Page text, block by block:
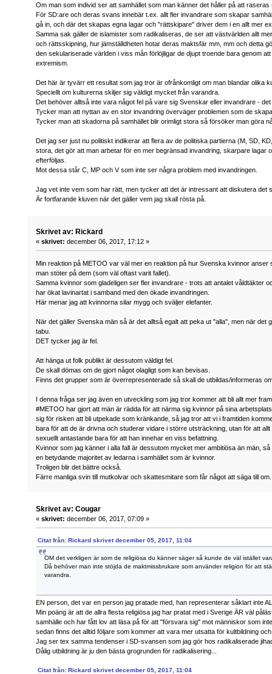
Om man som individ ser att samhället som man känner det håller på att
För SD:are och deras svans innebär t.ex. allt fler invandrare som skapar
gå in, och där det skapas egna lagar och "rättskipare" driver dem i en allt mer
Samma sak gäller de islamister som radikaliseras, de ser att västvärlden allt
och rättsskipning, hur jämställdheten hotar deras maktsfär mm, mm och detta
den sekulariserade världen i viss mån förlöjligar de djupt troende bara genom
extremism.
Det här är tyvärr ett resultat som jag tror är ofrånkomligt om man blandar olika
Speciellt om kulturerna skiljer sig väldigt mycket från varandra.
Det behöver alltså inte vara något fel på vare sig Svenskar eller invandrare -
Tycker man att nyttan av en stor invandring överväger problemen som de
Tycker man att skadorna på samhället blir orimligt stora så försöker man göra
Det jag ser just nu politiskt indikerar att flera av de politiska partierna (M, SD,
stora, det gör att man arbetar för en mer begränsad invandring, skarpare lagar
efterföljas.
Mot dessa står C, MP och V som inte ser några problem med invandringen.
Jag vet inte vem som har rätt, men tycker att det är intressant att diskutera det
Är fortfarande kluven när det gäller vem jag skall rösta på.
Skrivet av: Rickard
«skrivet: december 06, 2017, 17:12 »
Min reaktion på METOO var väl mer en reaktion på hur Svenska kvinnor
man stöter på dem (som väl oftast varit fallet).
Samma kvinnor som gladeligen ser fler invandrare - trots att antalet våldtäkter
har ökat lavinartat i samband med den ökade invandringen.
Här menar jag att kvinnorna silar mygg och sväljer elefanter.
När det gäller Svenska män så är det alltså egalt att peka ut "alla", men när det
tabu.
DET tycker jag är fel.
Att hänga ut folk publikt är dessutom väldigt fel.
De skall dömas om de gjort något olagligt som kan bevisas.
Finns det grupper som är överrepresenterade så skall de utbildas/informeras
I denna fråga ser jag även en utveckling som jag tror kommer att bli allt mer
#METOO har gjort att män är rädda för att närma sig kvinnor på sina
sig för risken att bli utpekade som kränkande, så jag tror att vi i framtiden
bara för att de är drivna och studerar vidare i större utsträckning, utan för att
sexuellt antastande bara för att han innehar en viss befattning.
Kvinnor som jag känner i alla fall är dessutom mycket mer ambitiösa än män,
en betydande majoritet av ledarna i samhället som är kvinnor.
Troligen blir det bättre också.
Färre manliga svin till mutkolvar och skattesmitare som får något att säga till om.
Skrivet av: Cougar
«skrivet: december 06, 2017, 07:09 »
Citat från: Rickard skrivet december 05, 2017, 11:04
OM det verkligen är som de religiösa du känner säger så kunde de väl istället
Då behöver man inte stöjda de maktmissbrukare som använder religion för att
varandra.
EN person, det var en person jag pratade med, han representerar såklart inte
Min poäng är att de allra flesta religiösa jag har pratat med i Sverige ÄR väl
samhälle och har fått lov att läsa på för att "försvara sig" mot människor som
sedan finns det alltid följare som kommer att vara mer utsatta för kultbildning
Jag ser tex samma tendenser i SD-svansen som jag gör hos radikaliserade
Dålig utbildning är ju den bästa grogrunden för radikalisering...
Citat från: Rickard skrivet december 05, 2017, 11:04